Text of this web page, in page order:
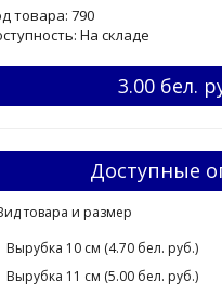
товара: 790
На складе
3.00 бел.
Доступные
товара и размер
Вырубка 10 см (4.70 бел. руб.)
Вырубка 11 см (5.00 бел. руб.)